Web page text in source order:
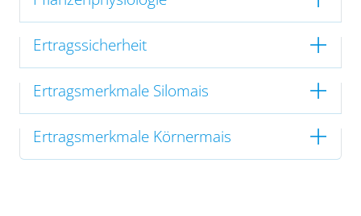
Ertragssicherheit
Ertragsmerkmale Silomais
Ertragsmerkmale Körnermais